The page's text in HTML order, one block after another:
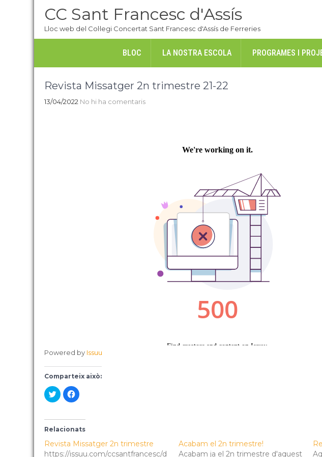
CC Sant Francesc d'Assís
Lloc web del Col·legi Concertat Sant Francesc d'Assís de Ferreries
BLOC LA NOSTRA ESCOLA PROGRAMES I
Revista Missatger 2n trimestre 21-22
13/04/2022 No hi ha comentaris
Powered by Issuu
Comparteix això:
C
l
o
h
a
r
C
l
o
h
a
r
Relacionats
Revista Missatger 2n trimestre
https://issuu.com/ccsantfrancesc/d
Acabam el 2n trimestre!
Acabam ja el 2n trimestre d'aquest